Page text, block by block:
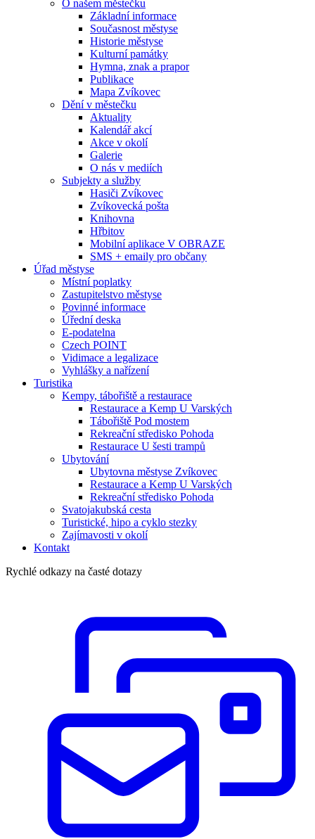
O našem městečku
Základní informace
Současnost městyse
Historie městyse
Kulturní památky
Hymna, znak a prapor
Publikace
Mapa Zvíkovec
Dění v městečku
Aktuality
Kalendář akcí
Akce v okolí
Galerie
O nás v mediích
Subjekty a služby
Hasiči Zvíkovec
Zvíkovecká pošta
Knihovna
Hřbitov
Mobilní aplikace V OBRAZE
SMS + emaily pro občany
Úřad městyse
Místní poplatky
Zastupitelstvo městyse
Povinné informace
Úřední deska
E-podatelna
Czech POINT
Vidimace a legalizace
Vyhlášky a nařízení
Turistika
Kempy, tábořiště a restaurace
Restaurace a Kemp U Varských
Tábořiště Pod mostem
Rekreační středisko Pohoda
Restaurace U šesti trampů
Ubytování
Ubytovna městyse Zvíkovec
Restaurace a Kemp U Varských
Rekreační středisko Pohoda
Svatojakubská cesta
Turistické, hipo a cyklo stezky
Zajímavosti v okolí
Kontakt
Rychlé odkazy na časté dotazy